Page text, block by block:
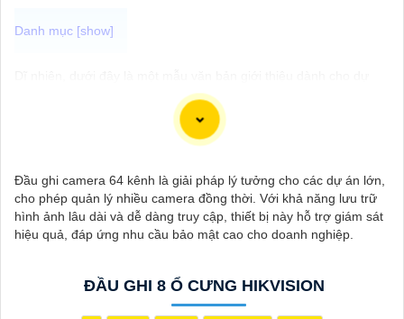
án lắp đặt camera Hikvision giá rẻ và chuyên nghiệp:
Chúng tôi xin trân trọng giới thiệu đến quý vị dịch vụ lắp đặt
Với kinh nghiệm lâu năm trong lĩnh vực lắp đặt camera an ninh,
đội ngũ kỹ thuật viên của chúng tôi cam kết sẽ mang đến cho
quý vị những giải pháp an ninh hiệu quả, đáng tin cậy và tiết
kiệm chi phí.
hiệu hàng đầu thế giới về giải pháp an ninh video. Với các tính
năng và công nghệ tiên tiến, camera Hikvision không chỉ
chất lượng hình ảnh sắc nét mà còn đem đến sự tin cậy và
Đầu ghi camera 64 kênh là giải pháp lý tưởng cho các dự án lớn,
cho phép quản lý nhiều camera đồng thời. Với khả năng lưu trữ
hình ảnh lâu dài và dễ dàng truy cập, thiết bị này hỗ trợ giám sát
hiệu quả, đáp ứng nhu cầu bảo mật cao cho doanh nghiệp.
ĐẦU GHI 8 Ổ CƯNG HIKVISION